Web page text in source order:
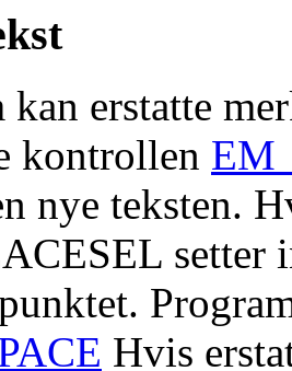
kan erstatte
kontrollen
nye teksten.
setter
Hvis